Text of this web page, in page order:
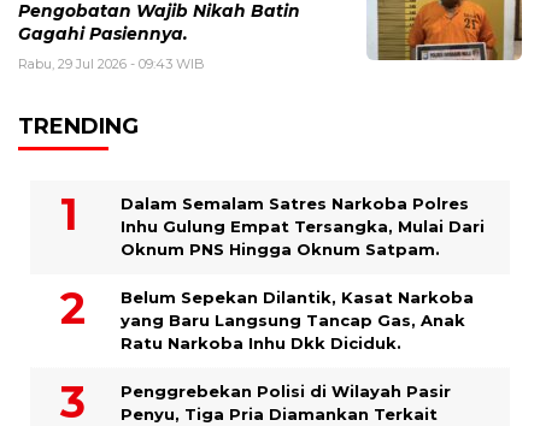
Pengobatan Wajib Nikah Batin
Gagahi Pasiennya.
Rabu, 29 Jul 2026 - 09:43 WIB
TRENDING
Dalam Semalam Satres Narkoba Polres
Inhu Gulung Empat Tersangka, Mulai Dari
Oknum PNS Hingga Oknum Satpam.
Belum Sepekan Dilantik, Kasat Narkoba
yang Baru Langsung Tancap Gas, Anak
Ratu Narkoba Inhu Dkk Diciduk.
Penggrebekan Polisi di Wilayah Pasir
Penyu, Tiga Pria Diamankan Terkait